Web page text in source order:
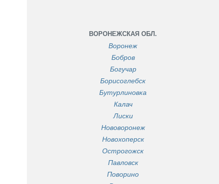
ВОРОНЕЖСКАЯ ОБЛ.
Воронеж
Бобров
Богучар
Борисоглебск
Бутурлиновка
Калач
Лиски
Нововоронеж
Новохоперск
Острогожск
Павловск
Поворино